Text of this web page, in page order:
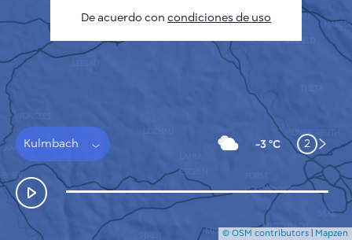
Kulmbach -3 °C 2
POLÍTICA DE PRIVACIDAD
CONDICIONES GENERALES
GUÍA DE INSTALACIÓN
© OSM contributors | Mapzen
De acuerdo con condiciones de uso